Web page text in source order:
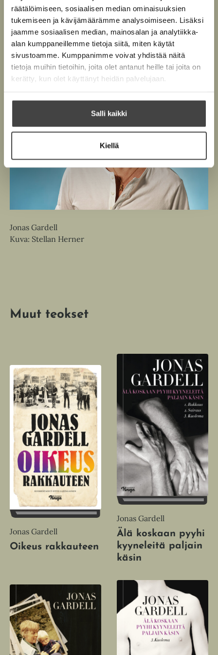
räätälöimiseen, sosiaalisen median ominaisuuksien
tukemiseen ja kävijämäärämme analysoimiseen. Lisäksi
jaamme sosiaalisen median, mainosalan ja analytiikka-
alan kumppaneillemme tietoja siitä, miten käytät
sivustoamme. Kumppanimme voivat yhdistää näitä
tietoja muihin tietoihin, joita olet antanut heille tai joita on
kerätty, kun olet käyttänyt heidän palvelujaan.
Salli kaikki
Kiellä
l
e
h
t
e
e
n
ä
l
i
l
e
h
t
n
a
G
a
d
e
l
l
Jonas Gardell
Kuva: Stellan Herner
Muut teokset
Jonas Gardell
Oikeus rakkauteen
Jonas Gardell
Älä koskaan pyyhi
kyyneleitä paljain
käsin